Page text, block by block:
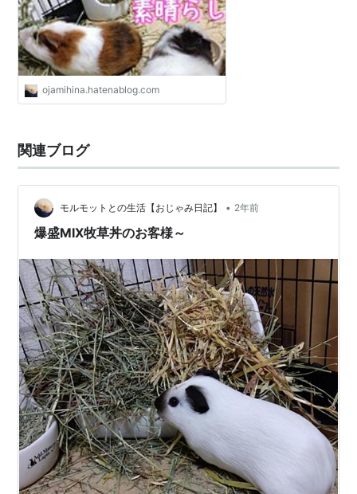
ojamihina.hatenablog.com
関連ブログ
モルモットとの生活【おじゃみ日記】 • 2年前
爆盛MIX牧草丼のお客様～